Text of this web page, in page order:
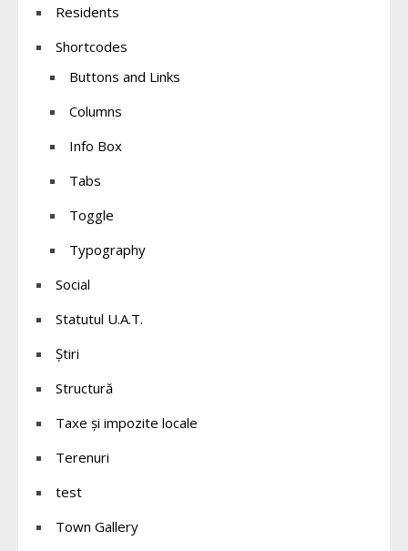
Residents
Shortcodes
Buttons and Links
Columns
Info Box
Tabs
Toggle
Typography
Social
Statutul U.A.T.
Știri
Structură
Taxe și impozite locale
Terenuri
test
Town Gallery